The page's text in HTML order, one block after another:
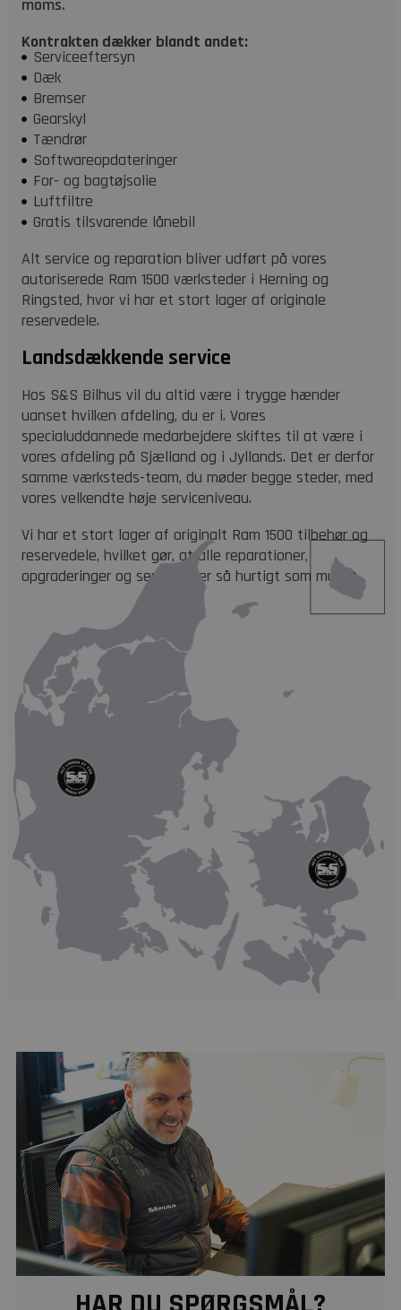
moms.
Kontrakten dækker blandt andet:
Serviceeftersyn
Dæk
Bremser
Gearskyl
Tændrør
Softwareopdateringer
For- og bagtøjsolie
Luftfiltre
Gratis tilsvarende lånebil
Alt service og reparation bliver udført på vores
autoriserede Ram 1500 værksteder i Herning og
Ringsted, hvor vi har et stort lager af originale
reservedele.
Landsdækkende service
Hos S&S Bilhus vil du altid være i trygge hænder
uanset hvilken afdeling, du er i. Vores
specialuddannede medarbejdere skiftes til at være i
vores afdeling på Sjælland og i Jyllands. Det er derfor
samme værksteds-team, du møder begge steder, med
vores velkendte høje serviceniveau.
Vi har et stort lager af originalt Ram 1500 tilbehør og
reservedele, hvilket gør, at alle reparationer,
opgraderinger og service sker så hurtigt som muligt.